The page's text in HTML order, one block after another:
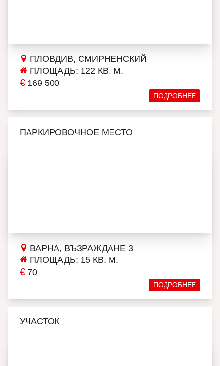
ПЛОВДИВ, СМИРНЕНСКИЙ
ПЛОЩАДЬ: 122 КВ. М.
€ 169 500
ПОДРОБНЕЕ
ПАРКИРОВОЧНОЕ МЕСТО
ВАРНА, ВЪЗРАЖДАНЕ 3
ПЛОЩАДЬ: 15 КВ. М.
€ 70
ПОДРОБНЕЕ
УЧАСТОК